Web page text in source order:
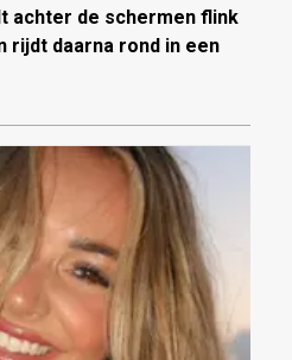
achter de schermen flink
rijdt daarna rond in een